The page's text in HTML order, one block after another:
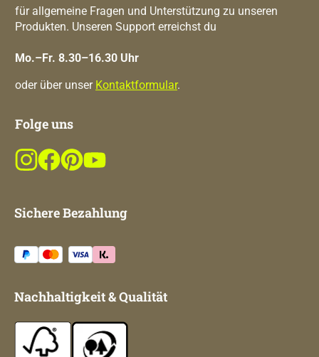
für allgemeine Fragen und Unterstützung zu unseren
Produkten. Unseren Support erreichst du
Mo.–Fr. 8.30–16.30 Uhr
oder über unser Kontaktformular.
Folge uns
Sichere Bezahlung
Nachhaltigkeit & Qualität